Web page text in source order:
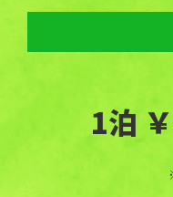
1泊